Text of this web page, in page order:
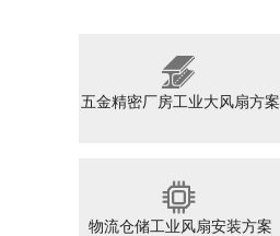
五金精密厂房工业大风扇方案
物流仓储工业风扇安装方案